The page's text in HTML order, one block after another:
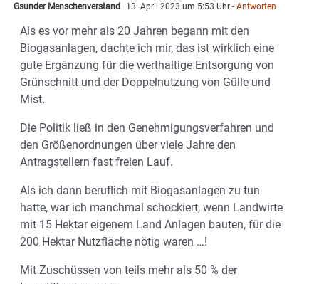
Gsunder Menschenverstand 13. April 2023 um 5:53 Uhr - Antworten
Als es vor mehr als 20 Jahren begann mit den
Biogasanlagen, dachte ich mir, das ist wirklich eine
gute Ergänzung für die werthaltige Entsorgung von
Grünschnitt und der Doppelnutzung von Gülle und
Mist.
Die Politik ließ in den Genehmigungsverfahren und
den Größenordnungen über viele Jahre den
Antragstellern fast freien Lauf.
Als ich dann beruflich mit Biogasanlagen zu tun
hatte, war ich manchmal schockiert, wenn Landwirte
mit 15 Hektar eigenem Land Anlagen bauten, für die
200 Hektar Nutzfläche nötig waren …!
Mit Zuschüssen von teils mehr als 50 % der